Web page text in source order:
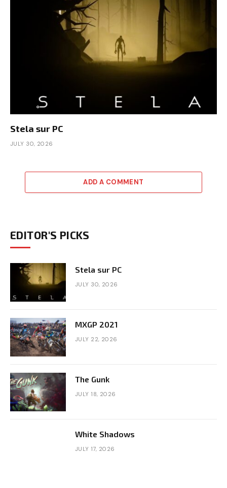
Stela sur PC
JULY 30, 2026
ADD A COMMENT
EDITOR'S PICKS
Stela sur PC
JULY 30, 2026
MXGP 2021
JULY 22, 2026
The Gunk
JULY 18, 2026
White Shadows
JULY 17, 2026